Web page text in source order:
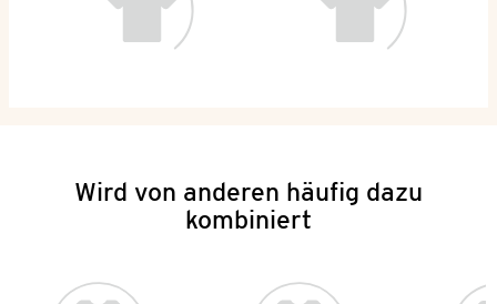
Wird von anderen häufig dazu
kombiniert